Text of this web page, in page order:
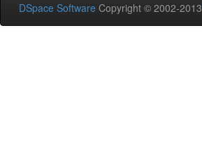
DSpace Software Copyright © 2002-2013